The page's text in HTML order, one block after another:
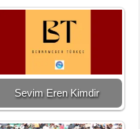
Sevim Eren Kimdir